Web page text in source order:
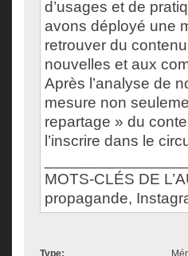
d’usages et de
avons déployé une
retrouver du
nouvelles et aux
Après l’analyse de
mesure non
repartage » du
l’inscrire dans le
MOTS-CLÉS DE
propagande,
Type: